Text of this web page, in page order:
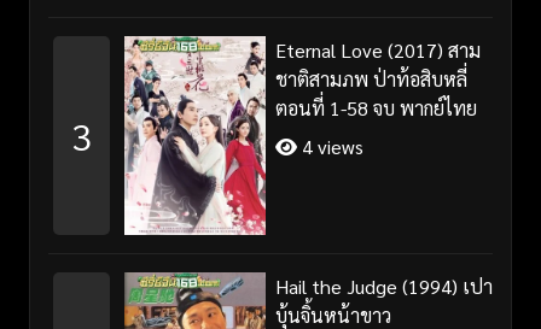
3
Eternal Love (2017) สาม
ชาติสามภพ ป่าท้อสิบหลี่
ตอนที่ 1-58 จบ พากย์ไทย
4 views
Hail the Judge (1994) เปา
บุ้นจิ้นหน้าขาว